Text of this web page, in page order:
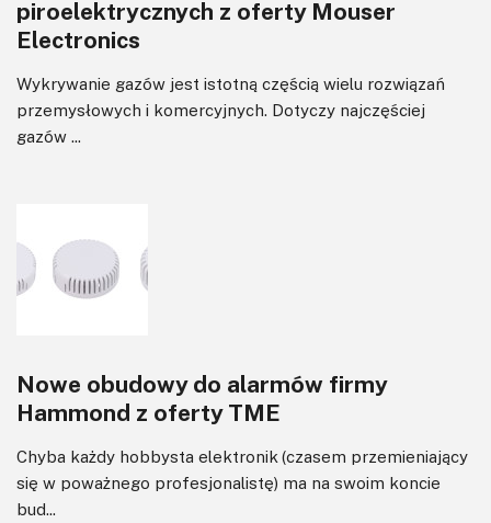
piroelektrycznych z oferty Mouser
Electronics
Wykrywanie gazów jest istotną częścią wielu rozwiązań
przemysłowych i komercyjnych. Dotyczy najczęściej
gazów ...
Nowe obudowy do alarmów firmy
Hammond z oferty TME
Chyba każdy hobbysta elektronik (czasem przemieniający
się w poważnego profesjonalistę) ma na swoim koncie
bud...